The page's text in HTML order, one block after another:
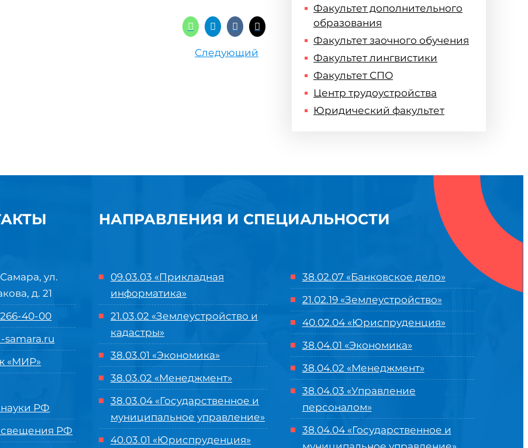
Следующий
Факультет дополнительного
образования
Факультет заочного обучения
Факультет лингвистики
Факультет СПО
Центр трудоустройства
Юридический факультет
ул.
д. 21
40-00
«МИР»
РФ
РФ
НАПРАВЛЕНИЯ И СПЕЦИАЛЬНОСТИ
09.03.03 «Прикладная
информатика»
21.03.02 «Землеустройство и
кадастры»
38.03.01 «Экономика»
38.03.02 «Менеджмент»
38.03.04 «Государственное и
муниципальное управление»
40.03.01 «Юриспруденция»
38.02.07 «Банковское дело»
21.02.19 «Землеустройство»
40.02.04 «Юриспруденция»
38.04.01 «Экономика»
38.04.02 «Менеджмент»
38.04.03 «Управление
персоналом»
38.04.04 «Государственное и